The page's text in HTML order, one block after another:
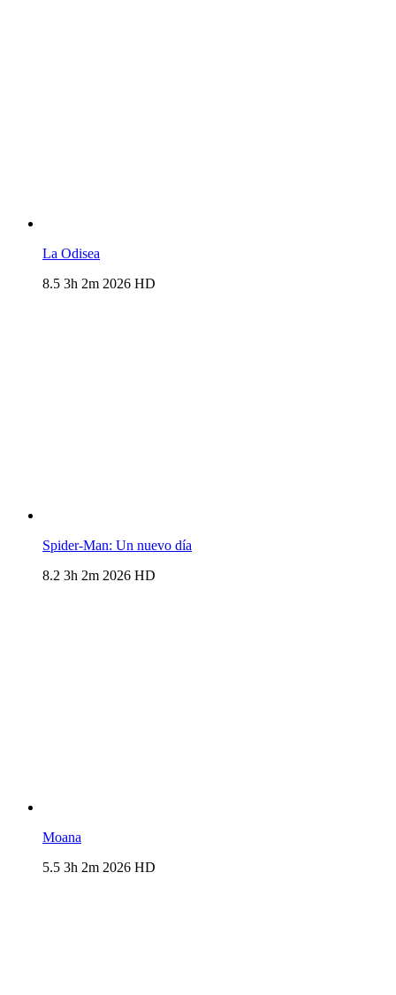
La Odisea
8.5 3h 2m 2026 HD
Spider-Man: Un nuevo día
8.2 3h 2m 2026 HD
Moana
5.5 3h 2m 2026 HD